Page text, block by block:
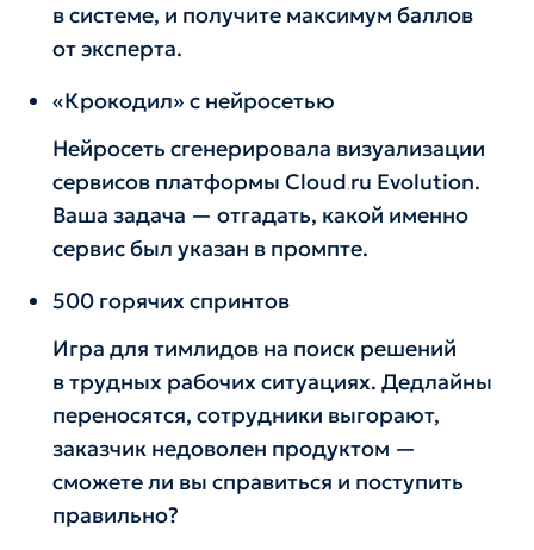
в системе, и получите максимум баллов
от эксперта.
«Крокодил» с нейросетью
Нейросеть сгенерировала визуализации
сервисов платформы Cloud․ru Evolution.
Ваша задача — отгадать, какой именно
сервис был указан в промпте.
500 горячих спринтов
Игра для тимлидов на поиск решений
в трудных рабочих ситуациях. Дедлайны
переносятся, сотрудники выгорают,
заказчик недоволен продуктом —
сможете ли вы справиться и поступить
правильно?